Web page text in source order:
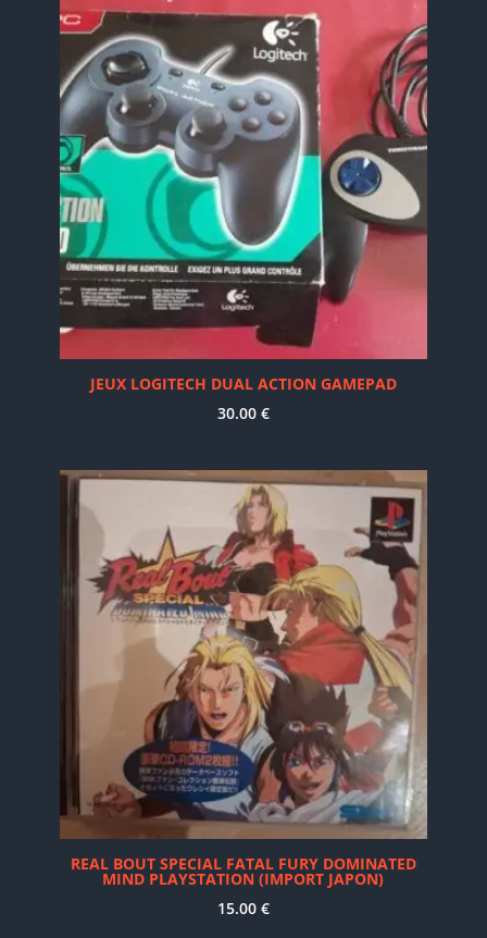
JEUX LOGITECH DUAL ACTION GAMEPAD
30.00 €
REAL BOUT SPECIAL FATAL FURY DOMINATED
MIND PLAYSTATION (IMPORT JAPON)
15.00 €